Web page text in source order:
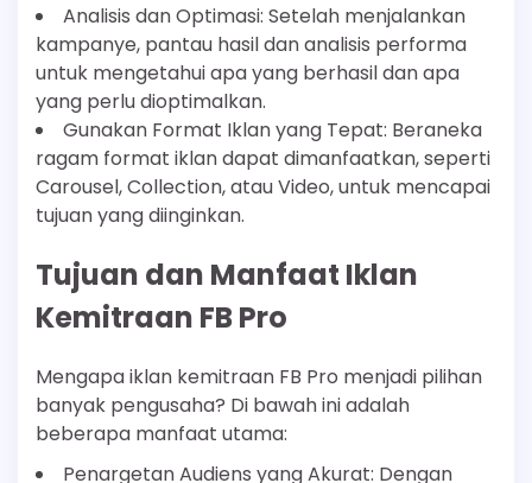
Analisis dan Optimasi: Setelah menjalankan
kampanye, pantau hasil dan analisis performa
untuk mengetahui apa yang berhasil dan apa
yang perlu dioptimalkan.
Gunakan Format Iklan yang Tepat: Beraneka
ragam format iklan dapat dimanfaatkan, seperti
Carousel, Collection, atau Video, untuk mencapai
tujuan yang diinginkan.
Tujuan dan Manfaat Iklan
Kemitraan FB Pro
Mengapa iklan kemitraan FB Pro menjadi pilihan
banyak pengusaha? Di bawah ini adalah
beberapa manfaat utama:
Penargetan Audiens yang Akurat: Dengan